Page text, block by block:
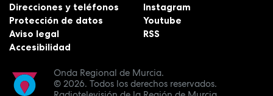
Onda Regional de Murcia.
© 2026. Todos los derechos reservados.
Direcciones y teléfonos
Protección de datos
Aviso legal
Accesibilidad
Instagram
Youtube
RSS